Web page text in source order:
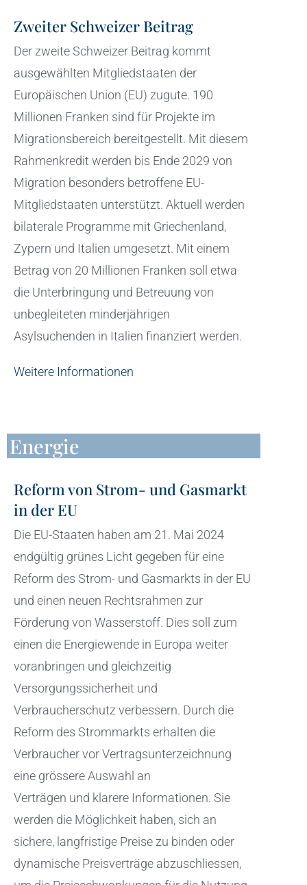
Zweiter Schweizer Beitrag
Der zweite Schweizer Beitrag kommt
ausgewählten Mitgliedstaaten der
Europäischen Union (EU) zugute. 190
Millionen Franken sind für Projekte im
Migrationsbereich bereitgestellt. Mit diesem
Rahmenkredit werden bis Ende 2029 von
Migration besonders betroffene EU-
Mitgliedstaaten unterstützt. Aktuell werden
bilaterale Programme mit Griechenland,
Zypern und Italien umgesetzt. Mit einem
Betrag von 20 Millionen Franken soll etwa
die Unterbringung und Betreuung von
unbegleiteten minderjährigen
Asylsuchenden in Italien finanziert werden.
Weitere Informationen
Energie
Reform von Strom- und Gasmarkt
in der EU
Die EU-Staaten haben am 21. Mai 2024
endgültig grünes Licht gegeben für eine
Reform des Strom- und Gasmarkts in der EU
und einen neuen Rechtsrahmen zur
Förderung von Wasserstoff. Dies soll zum
einen die Energiewende in Europa weiter
voranbringen und gleichzeitig
Versorgungssicherheit und
Verbraucherschutz verbessern. Durch die
Reform des Strommarkts erhalten die
Verbraucher vor Vertragsunterzeichnung
eine grössere Auswahl an
Verträgen und klarere Informationen. Sie
werden die Möglichkeit haben, sich an
sichere, langfristige Preise zu binden oder
dynamische Preisverträge abzuschliessen,